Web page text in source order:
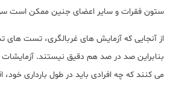
ستون فقرات و سایر اعضای جنین ممکن است
از آنجایی که آزمایش های غربالگری، تست
بنابراین صد در صد هم دقیق نیستند.
می کنند که چه افرادی باید در طول بارداری